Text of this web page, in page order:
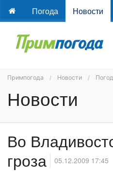
Погода Новости
Примпогода Новости
Новости
Во
гроза
05.12.2009 17:45